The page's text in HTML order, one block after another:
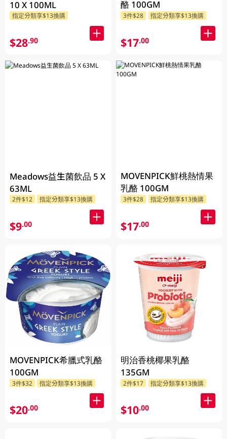
10 X 100ML
指定分類享$13換購
$28.90
Meadows益生菌飲品 5 X
63ML
2件$12 指定分類享$13換購
$9.00
MOVENPICK希臘式乳酪
100GM
3件$32 指定分類享$13換購
$20.00
酪 100GM
3件$28 指定分類享$13換購
$17.00
MOVENPICK鮮桃熱情果
乳酪 100GM
3件$28 指定分類享$13換購
$17.00
明治香桃椰果乳酪
135GM
2件$17 指定分類享$13換購
$10.00